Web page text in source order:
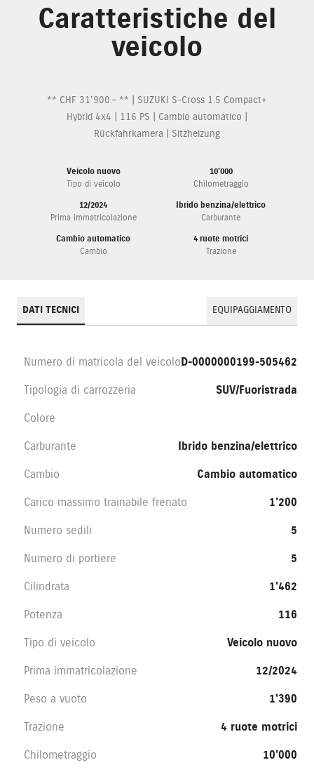
Caratteristiche del
veicolo
** CHF 31'900.– ** | SUZUKI S-Cross 1.5 Compact+
Hybrid 4x4 | 116 PS | Cambio automatico |
Rückfahrkamera | Sitzheizung
Veicolo nuovo
Tipo di veicolo
10'000
Chilometraggio
12/2024
Prima immatricolazione
Ibrido benzina/elettrico
Carburante
Cambio automatico
Cambio
4 ruote motrici
Trazione
DATI TECNICI EQUIPAGGIAMENTO
Numero di matricola del veicoloD-0000000199-505462
Tipologia di carrozzeria
SUV/Fuoristrada
Colore
Carburante
Ibrido benzina/elettrico
Cambio
Cambio automatico
Carico massimo trainabile frenato
1'200
Numero sedili
5
Numero di portiere
5
Cilindrata
1'462
Potenza
116
Tipo di veicolo
Veicolo nuovo
Prima immatricolazione
12/2024
Peso a vuoto
1'390
Trazione
4 ruote motrici
Chilometraggio
10'000